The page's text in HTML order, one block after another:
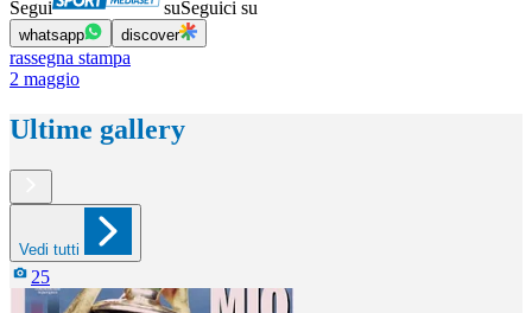
Segui suSeguici su
whatsapp discover
rassegna stampa
2 maggio
Ultime gallery
Vedi tutti
25